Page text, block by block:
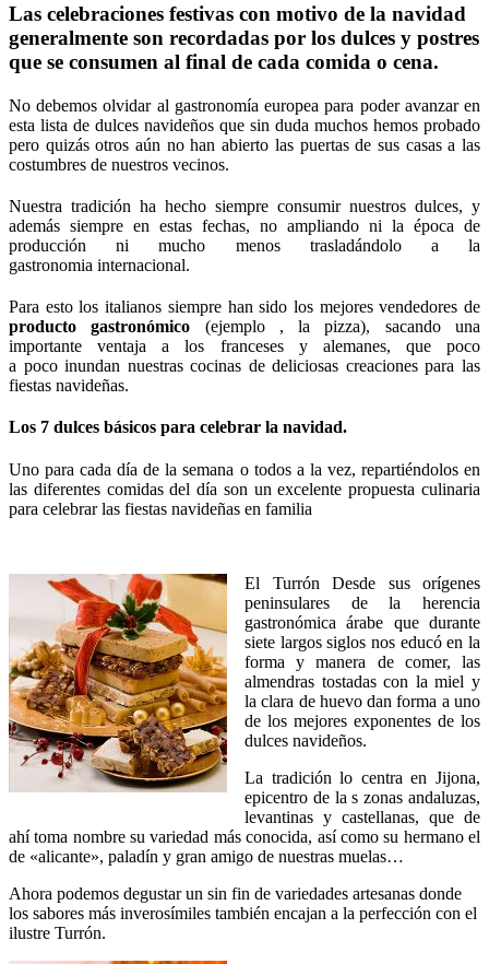
Las celebraciones festivas con motivo de la navidad
generalmente son recordadas por los dulces y postres
que se consumen al final de cada comida o cena.
No debemos olvidar al gastronomía europea para poder avanzar en
esta lista de dulces navideños que sin duda muchos hemos probado
pero quizás otros aún no han abierto las puertas de sus casas a las
costumbres de nuestros vecinos.
Nuestra tradición ha hecho siempre consumir nuestros dulces, y
además siempre en estas fechas, no ampliando ni la época de
producción ni mucho menos trasladándolo a la
gastronomia internacional.
Para esto los italianos siempre han sido los mejores vendedores de
producto gastronómico (ejemplo , la pizza), sacando una
importante ventaja a los franceses y alemanes, que poco
a poco inundan nuestras cocinas de deliciosas creaciones para las
fiestas navideñas.
Los 7 dulces básicos para celebrar la navidad.
Uno para cada día de la semana o todos a la vez, repartiéndolos en
las diferentes comidas del día son un excelente propuesta culinaria
para celebrar las fiestas navideñas en familia
El Turrón Desde sus orígenes
peninsulares de la herencia
gastronómica árabe que durante
siete largos siglos nos educó en la
forma y manera de comer, las
almendras tostadas con la miel y
la clara de huevo dan forma a uno
de los mejores exponentes de los
dulces navideños.
La tradición lo centra en Jijona,
epicentro de la s zonas andaluzas,
levantinas y castellanas, que de
ahí toma nombre su variedad más conocida, así como su hermano el
de «alicante», paladín y gran amigo de nuestras muelas…
Ahora podemos degustar un sin fin de variedades artesanas donde
los sabores más inverosímiles también encajan a la perfección con el
ilustre Turrón.